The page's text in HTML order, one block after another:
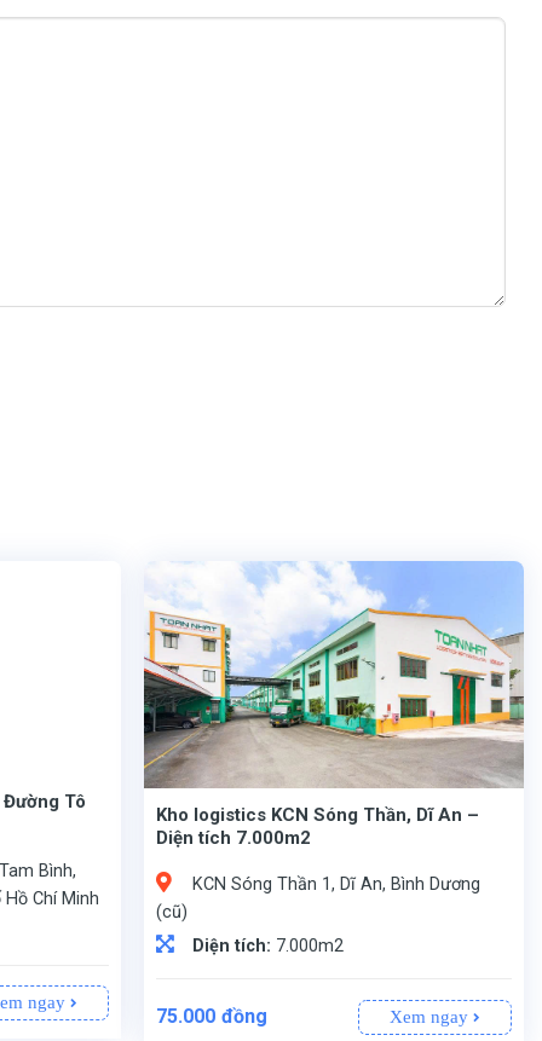
Tô
Bình,
Chí Minh
ngay
Kho logistics KCN Sóng Thần, Dĩ An –
Diện tích 7.000m2
KCN Sóng Thần 1, Dĩ An, Bình Dương
(cũ)
Diện tích: 7.000m2
75.000 đồng Xem ngay